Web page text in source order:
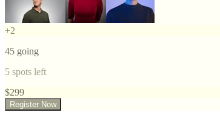
+2
45 going
5 spots left
$299
Register Now